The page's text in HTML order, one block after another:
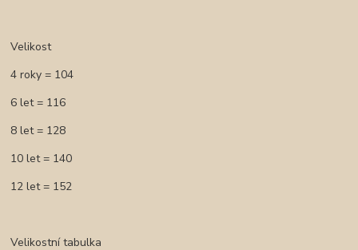
Velikost
4 roky = 104
6 let = 116
8 let = 128
10 let = 140
12 let = 152
Velikostní tabulka